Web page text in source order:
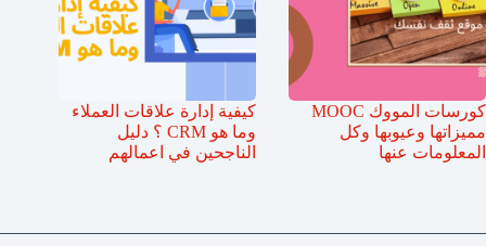
كورسات المووك MOOC
مميزاتها وعيوبها وكل
المعلومات عنها
كيفية إدارة علاقات العملاء
وما هو CRM ؟ دليل
الناجحين في اعمالهم